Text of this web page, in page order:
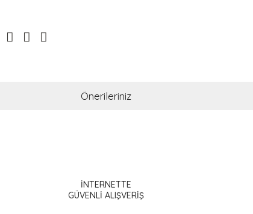
Önerileriniz
İNTERNETTE
GÜVENLİ ALIŞVERİŞ